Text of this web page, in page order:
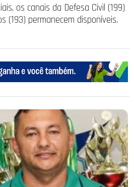
os canais da Defesa Civil (199)
(193) permanecem disponíveis.